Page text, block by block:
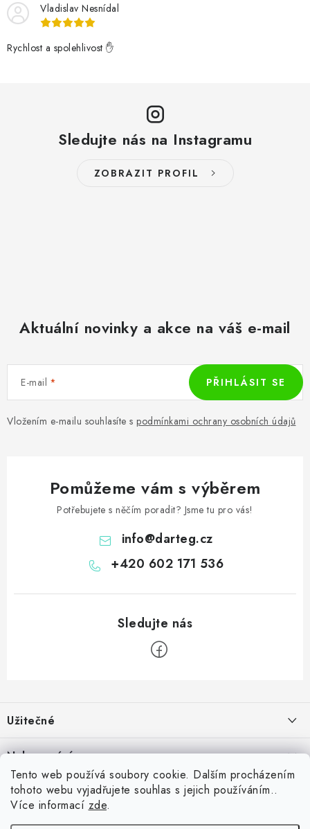
Tento web používá soubory cookie. Dalším procházením
tohoto webu vyjadřujete souhlas s jejich používáním..
Více informací zde.
Vladislav Nesnídal
Rychlost a spolehlivost ✋
Sledujte nás na Instagramu
ZOBRAZIT PROFIL
Aktuální novinky a akce na váš e-mail
E-mail
Vložením e-mailu souhlasíte s podmínkami ochrany osobních údajů
PŘIHLÁSIT SE
Pomůžeme vám s výběrem
Potřebujete s něčím poradit? Jsme tu pro vás!
info@darteg.cz
+420 602 171 536
p
a
Užitečné
Kontakt
Věrnostní program
Inspirujte se zákazníky
Blog
Nakupování
Jak nakupovat
Vrácení zboží
Blog